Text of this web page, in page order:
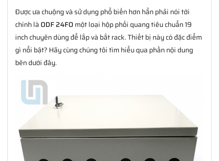
Được ưa chuộng và sử dụng phổ biến hơn hẳn phải nói tới
chính là ODF 24FO một loại hộp phối quang tiêu chuẩn 19
inch chuyên dùng để lắp và bắt rack. Thiết bị này có đặc điểm
gì nổi bật? Hãy cùng chúng tôi tìm hiểu qua phần nội dung
bên dưới đây.